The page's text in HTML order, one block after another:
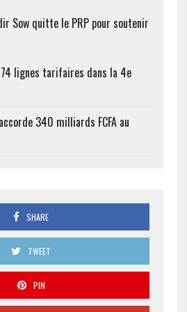
Sow quitte le PRP pour soutenir
lignes tarifaires dans la 4e
340 milliards FCFA au
SHARE
TWEET
PIN